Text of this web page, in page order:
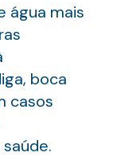
água mais
boca
casos